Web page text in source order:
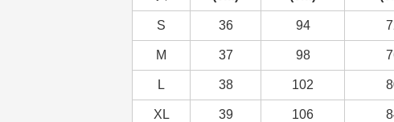
S 36 94
M 37 98
L 38 102
XL 39 106